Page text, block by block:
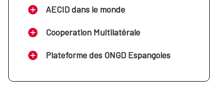
AECID dans le monde
Cooperation Multilatérale
Plateforme des ONGD Espangoles